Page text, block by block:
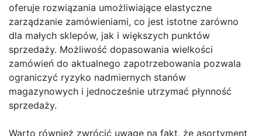
oferuje rozwiązania umożliwiające elastyczne
zarządzanie zamówieniami, co jest istotne zarówno
dla małych sklepów, jak i większych punktów
sprzedaży. Możliwość dopasowania wielkości
zamówień do aktualnego zapotrzebowania pozwala
ograniczyć ryzyko nadmiernych stanów
magazynowych i jednocześnie utrzymać płynność
sprzedaży.
Warto również zwrócić uwagę na fakt, że asortyment